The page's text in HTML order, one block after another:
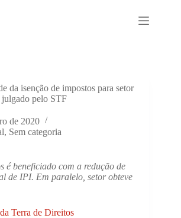
da isenção de impostos para setor
julgado pelo STF
de 2020
, Sem categoria
é beneficiado com a redução de
de IPI. Em paralelo, setor obteve
Terra de Direitos